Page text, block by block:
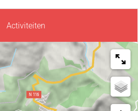
Activiteiten